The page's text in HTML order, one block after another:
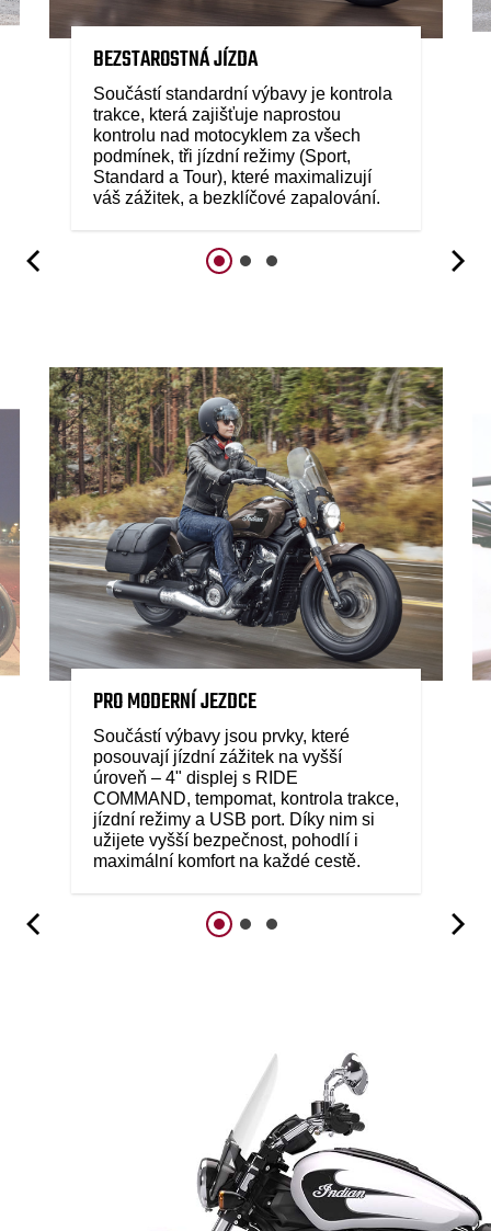
BEZSTAROSTNÁ JÍZDA
Součástí standardní výbavy je kontrola
trakce, která zajišťuje naprostou
kontrolu nad motocyklem za všech
podmínek, tři jízdní režimy (Sport,
Standard a Tour), které maximalizují
váš zážitek, a bezklíčové zapalování.
PRO MODERNÍ JEZDCE
Součástí výbavy jsou prvky, které
posouvají jízdní zážitek na vyšší
úroveň – 4" displej s RIDE
COMMAND, tempomat, kontrola trakce,
jízdní režimy a USB port. Díky nim si
užijete vyšší bezpečnost, pohodlí i
maximální komfort na každé cestě.